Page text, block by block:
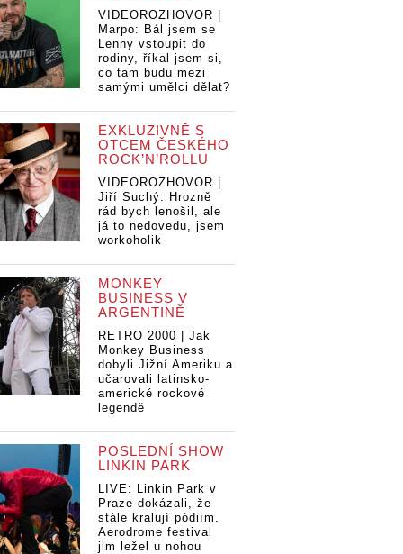
v
-
show
rozpálila
LIVE: Metallica v
Letňanech -
Grandiózní show
s pyrotechnikou,
lasery a
výbornými
písněmi rozpálila
70 tisíc lidí
VIDEOROZHOVOR |
Marpo: Bál jsem se
Lenny vstoupit do
rodiny, říkal jsem si,
co tam budu mezi
samými umělci dělat?
EXKLUZIVNĚ S
OTCEM ČESKÉHO
ROCK’N’ROLLU
VIDEOROZHOVOR |
Jiří Suchý: Hrozně
rád bych lenošil, ale
já to nedovedu, jsem
workoholik
MONKEY
BUSINESS V
ARGENTINĚ
RETRO 2000 | Jak
Monkey Business
dobyli Jižní Ameriku a
učarovali latinsko-
americké rockové
legendě
POSLEDNÍ SHOW
LINKIN PARK
LIVE: Linkin Park v
Praze dokázali, že
stále kralují pódiím.
Aerodrome festival
jim ležel u nohou